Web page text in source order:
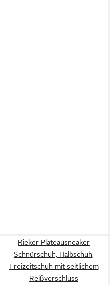
Rieker Plateausneaker
Schnürschuh, Halbschuh,
Freizeitschuh mit seitlichem
Reißverschluss